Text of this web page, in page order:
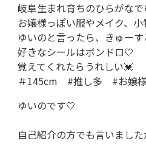
岐阜生まれ育ちのひらがな
お嬢様っぽい服やメイク、
ゆいのと言ったら、きゅー
好きなシールはボンドロ🤍
覚えてくれたらうれしい💓
＃145cm　#推し多　#お嬢
ゆいのです🤍
自己紹介の方でも言いまし